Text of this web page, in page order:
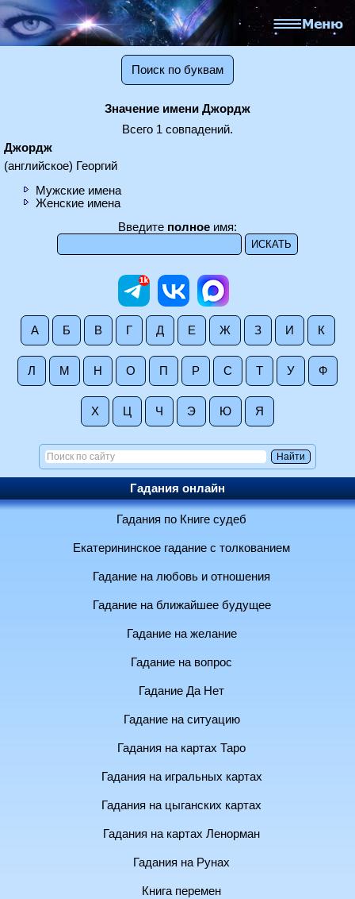
Поиск по буквам
Значение имени Джордж
Всего 1 совпадений.
Джордж
(английское) Георгий
Мужские имена
Женские имена
Введите полное имя:
А Б В Г Д Е Ж З И К
Л М Н О П Р С Т У Ф
Х Ц Ч Э Ю Я
Гадания онлайн
Гадания по Книге судеб
Екатерининское гадание с толкованием
Гадание на любовь и отношения
Гадание на ближайшее будущее
Гадание на желание
Гадание на вопрос
Гадание Да Нет
Гадание на ситуацию
Гадания на картах Таро
Гадания на игральных картах
Гадания на цыганских картах
Гадания на картах Ленорман
Гадания на Рунах
Книга перемен